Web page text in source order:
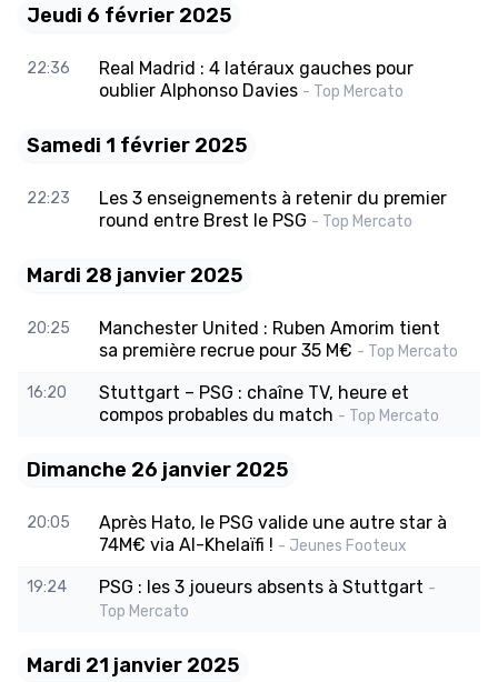
Jeudi 6 février 2025
22:36
Real Madrid : 4 latéraux gauches pour
oublier Alphonso Davies - Top Mercato
Samedi 1 février 2025
22:23
Les 3 enseignements à retenir du premier
round entre Brest le PSG - Top Mercato
Mardi 28 janvier 2025
20:25
Manchester United : Ruben Amorim tient
sa première recrue pour 35 M€ - Top Mercato
16:20
Stuttgart – PSG : chaîne TV, heure et
compos probables du match - Top Mercato
Dimanche 26 janvier 2025
20:05
Après Hato, le PSG valide une autre star à
74M€ via Al-Khelaïfi ! - Jeunes Footeux
19:24 PSG : les 3 joueurs absents à Stuttgart -
Top Mercato
Mardi 21 janvier 2025